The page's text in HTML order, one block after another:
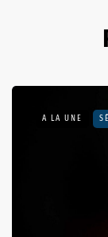
A LA UNE